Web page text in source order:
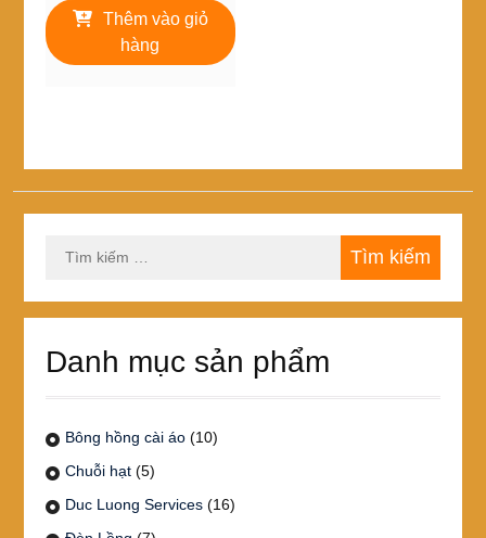
là:
110,000₫.
tại
77,000₫.
Thêm vào giỏ
hàng
kiếm
Danh mục sản phẩm
Bông hồng cài áo (10)
Chuỗi hạt (5)
Duc Luong Services (16)